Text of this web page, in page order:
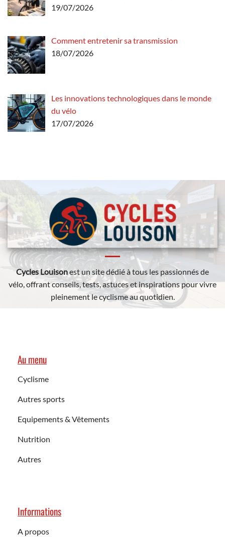
19/07/2026
Comment entretenir sa transmission
18/07/2026
Les innovations technologiques dans le monde
du vélo
17/07/2026
Cycles Louisonest un site dédié à tous les passionnés de
vélo, offrant conseils, tests, astuces et inspirations pour vivre
pleinement le cyclisme au quotidien.
Au menu
Cyclisme
Autres sports
Equipements & Vêtements
Nutrition
Autres
Informations
A propos